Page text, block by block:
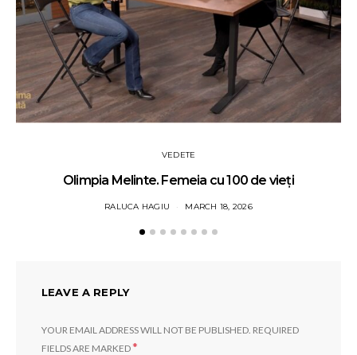
VEDETE
Olimpia Melinte. Femeia cu 100 de vieți
RALUCA HAGIU MARCH 18, 2026
LEAVE A REPLY
YOUR EMAIL ADDRESS WILL NOT BE PUBLISHED. REQUIRED
FIELDS ARE MARKED*